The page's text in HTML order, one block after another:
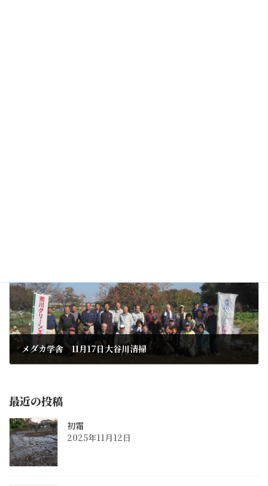
メダカ学舎 11月17日大谷川清掃
最近の投稿
初霜
2025年11月12日